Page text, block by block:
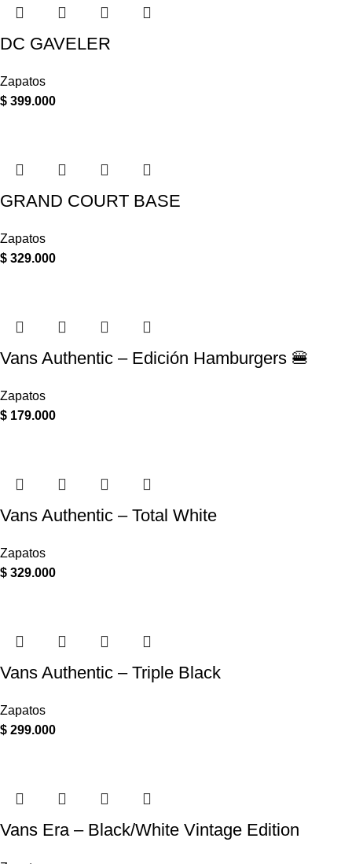
DC GAVELER
Zapatos
$ 399.000
GRAND COURT BASE
Zapatos
$ 329.000
Vans Authentic – Edición Hamburgers 🍔
Zapatos
$ 179.000
Vans Authentic – Total White
Zapatos
$ 329.000
Vans Authentic – Triple Black
Zapatos
$ 299.000
Vans Era – Black/White Vintage Edition